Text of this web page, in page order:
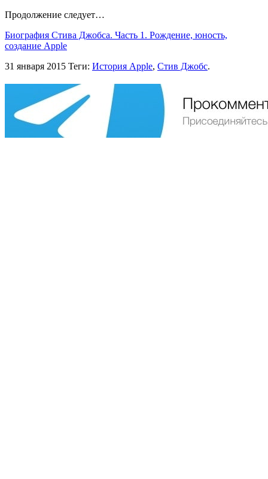
Продолжение следует…
Биография Стива Джобса. Часть 1. Рождение, юноcть,
создание Apple
31 января 2015 Теги: История Apple, Стив Джобс.